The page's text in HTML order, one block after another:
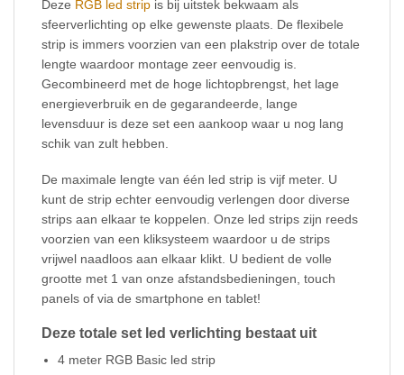
Deze RGB led strip is bij uitstek bekwaam als
sfeerverlichting op elke gewenste plaats. De flexibele
strip is immers voorzien van een plakstrip over de totale
lengte waardoor montage zeer eenvoudig is.
Gecombineerd met de hoge lichtopbrengst, het lage
energieverbruik en de gegarandeerde, lange
levensduur is deze set een aankoop waar u nog lang
schik van zult hebben.
De maximale lengte van één led strip is vijf meter. U
kunt de strip echter eenvoudig verlengen door diverse
strips aan elkaar te koppelen. Onze led strips zijn reeds
voorzien van een kliksysteem waardoor u de strips
vrijwel naadloos aan elkaar klikt. U bedient de volle
grootte met 1 van onze afstandsbedieningen, touch
panels of via de smartphone en tablet!
Deze totale set led verlichting bestaat uit
4 meter RGB Basic led strip